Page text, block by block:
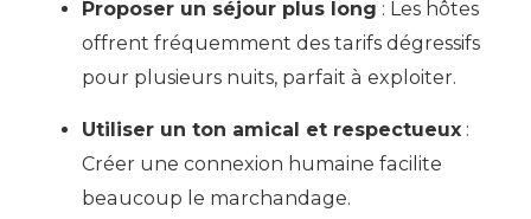
Proposer un séjour plus long : Les hôtes
offrent fréquemment des tarifs dégressifs
pour plusieurs nuits, parfait à exploiter.
Utiliser un ton amical et respectueux :
Créer une connexion humaine facilite
beaucoup le marchandage.